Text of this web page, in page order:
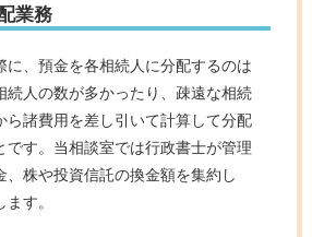
業務
に、預金を各相続人に分配するのは
続人の数が多かったり、疎遠な相続
ら諸費用を差し引いて計算して分配
です。当相談室では行政書士が管理
、株や投資信託の換金額を集約し
す。